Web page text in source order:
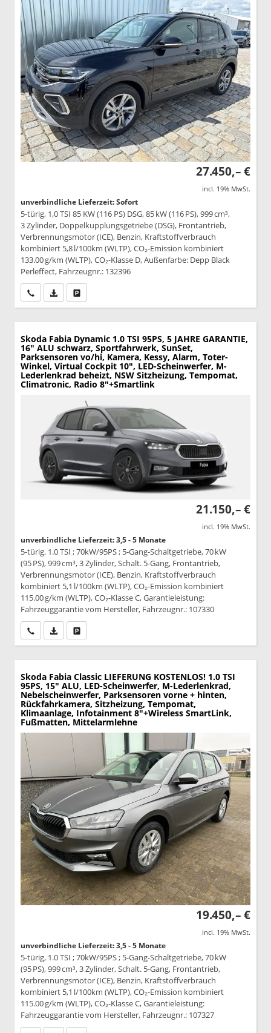
27.450,– €
incl. 19% MwSt.
unverbindliche Lieferzeit: Sofort
5-türig, 1,0 TSI 85 KW (116 PS) DSG, 85 kW (116 PS), 999 cm³,
3 Zylinder, Doppelkupplungsgetriebe (DSG), Frontantrieb,
Verbrennungsmotor (ICE), Benzin, Kraftstoffverbrauch
kombiniert 5,8 l/100km (WLTP), CO₂-Emission kombiniert
133.00 g/km (WLTP), CO₂-Klasse D, Außenfarbe: Depp Black
Perleffect, Fahrzeugnr.: 132396
Wir rufen Sie anPDF-Datei, Fahrzeugexposé drucken
Skoda Fabia Dynamic 1.0 TSI 95PS, 5 JAHRE GARANTIE,
16" ALU schwarz, Sportfahrwerk, SunSet,
Parksensoren vo/hi, Kamera, Kessy, Alarm, Toter-
Winkel, Virtual Cockpit 10", LED-Scheinwerfer, M-
Lederlenkrad beheizt, NSW Sitzheizung, Tempomat,
Climatronic, Radio 8"+Smartlink
21.150,– €
incl. 19% MwSt.
unverbindliche Lieferzeit: 3,5 - 5 Monate
5-türig, 1.0 TSI ; 70kW/95PS ; 5-Gang-Schaltgetriebe, 70 kW
(95 PS), 999 cm³, 3 Zylinder, Schalt. 5-Gang, Frontantrieb,
Verbrennungsmotor (ICE), Benzin, Kraftstoffverbrauch
kombiniert 5,1 l/100km (WLTP), CO₂-Emission kombiniert
115.00 g/km (WLTP), CO₂-Klasse C, Garantieleistung:
Fahrzeuggarantie vom Hersteller, Fahrzeugnr.: 107330
Wir rufen Sie anPDF-Datei, Fahrzeugexposé drucken
Skoda Fabia Classic LIEFERUNG KOSTENLOS! 1.0 TSI
95PS, 15" ALU, LED-Scheinwerfer, M-Lederlenkrad,
Nebelscheinwerfer, Parksensoren vorne + hinten,
Rückfahrkamera, Sitzheizung, Tempomat,
Klimaanlage, Infotainment 8"+Wireless SmartLink,
Fußmatten, Mittelarmlehne
19.450,– €
incl. 19% MwSt.
unverbindliche Lieferzeit: 3,5 - 5 Monate
5-türig, 1.0 TSI ; 70kW/95PS ; 5-Gang-Schaltgetriebe, 70 kW
(95 PS), 999 cm³, 3 Zylinder, Schalt. 5-Gang, Frontantrieb,
Verbrennungsmotor (ICE), Benzin, Kraftstoffverbrauch
kombiniert 5,1 l/100km (WLTP), CO₂-Emission kombiniert
115.00 g/km (WLTP), CO₂-Klasse C, Garantieleistung:
Fahrzeuggarantie vom Hersteller, Fahrzeugnr.: 107327